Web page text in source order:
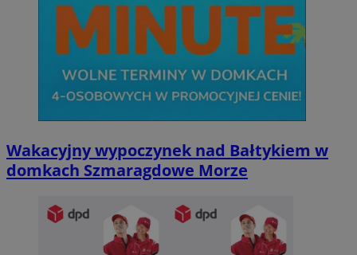
Wakacyjny wypoczynek nad Bałtykiem w
domkach Szmaragdowe Morze